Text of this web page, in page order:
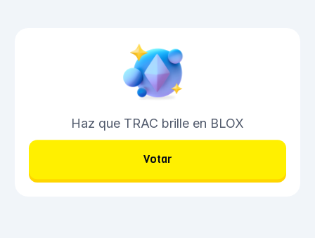
Haz que TRAC brille en BLOX
Votar